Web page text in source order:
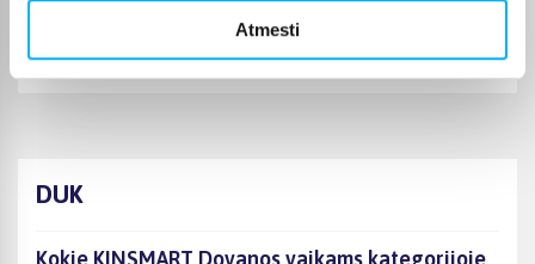
Atmesti
Karolis K.
Super
DUK
Kokie KINSMART Dovanos vaikams kategorijoje